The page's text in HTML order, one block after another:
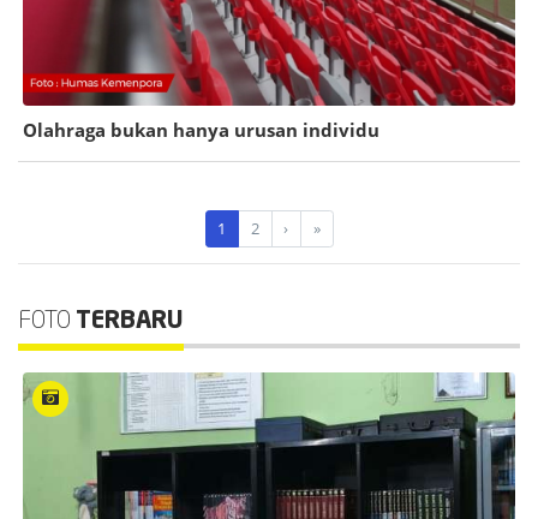
Olahraga bukan hanya urusan individu
1 2 › »
FOTO TERBARU